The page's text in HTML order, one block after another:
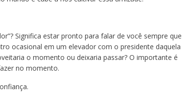
Significa estar pronto para falar de você sempre que
ocasional em um elevador com o presidente daquela
o momento ou deixaria passar? O importante é
no momento.